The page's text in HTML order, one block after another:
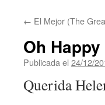
← El Mejor (The
Oh
Publicada el 24/12/
Querida